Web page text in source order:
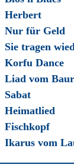
Herbert
Nur für Geld
Sie tragen
Korfu Dance
Liad vom
Sabat
Heimatlied
Fischkopf
Ikarus vom